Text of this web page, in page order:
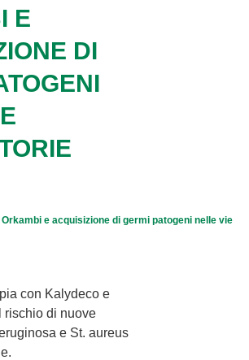
E
DI
e acquisizione di germi patogeni nelle vie
con Kalydeco e
rischio di nuove
e St. aureus